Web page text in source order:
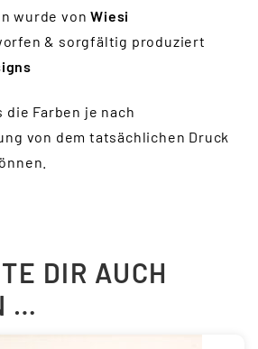
wurde vonWiesi
& sorgfältig produziert
Farben je nach
von dem tatsächlichen Druck
DIR AUCH
…